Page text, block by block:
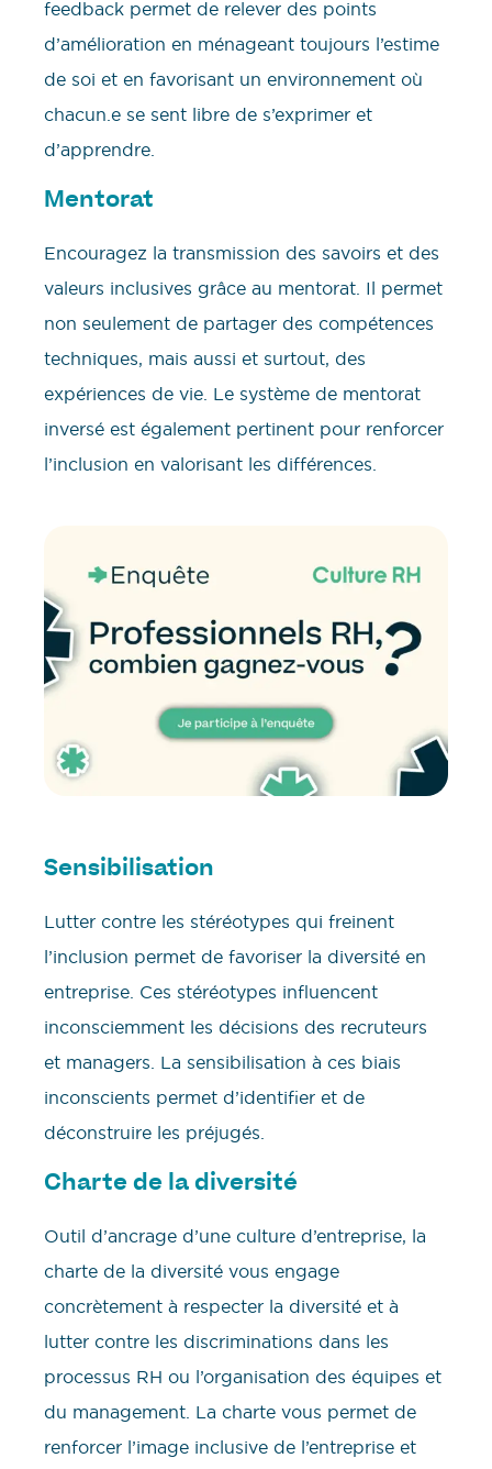
feedback permet de relever des points
d’amélioration en ménageant toujours l’estime
de soi et en favorisant un environnement où
chacun.e se sent libre de s’exprimer et
d’apprendre.
Mentorat
Encouragez la transmission des savoirs et des
valeurs inclusives grâce au mentorat. Il permet
non seulement de partager des compétences
techniques, mais aussi et surtout, des
expériences de vie. Le système de mentorat
inversé est également pertinent pour renforcer
l’inclusion en valorisant les différences.
Sensibilisation
Lutter contre les stéréotypes qui freinent
l’inclusion permet de favoriser la diversité en
entreprise. Ces stéréotypes influencent
inconsciemment les décisions des recruteurs
et managers. La sensibilisation à ces biais
inconscients permet d’identifier et de
déconstruire les préjugés.
Charte de la diversité
Outil d’ancrage d’une culture d’entreprise, la
charte de la diversité vous engage
concrètement à respecter la diversité et à
lutter contre les discriminations dans les
processus RH ou l’organisation des équipes et
du management. La charte vous permet de
renforcer l’image inclusive de l’entreprise et